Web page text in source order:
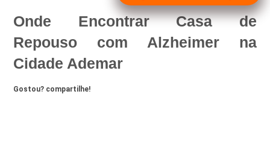
Onde Encontrar Casa de
Repouso com Alzheimer na
Cidade Ademar
Gostou? compartilhe!